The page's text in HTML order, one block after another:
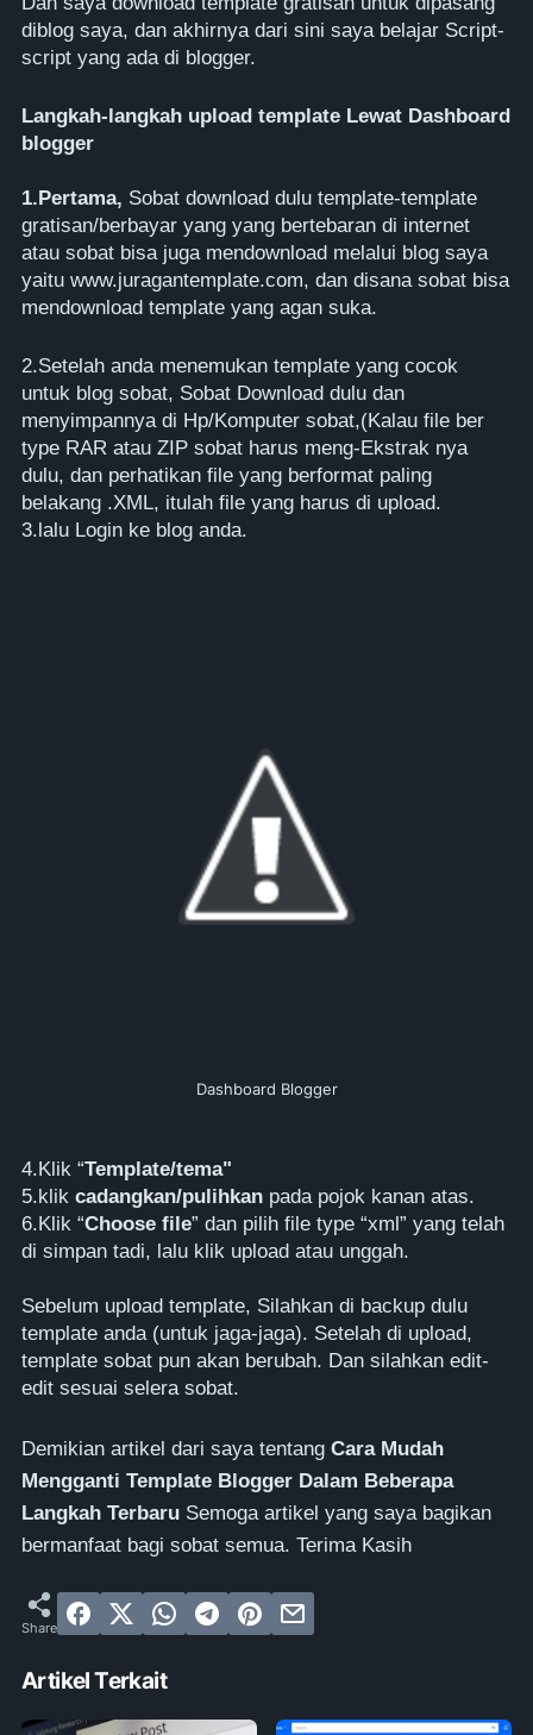
diblog saya, dan akhirnya dari sini saya belajar Script-
script yang ada di blogger.
Langkah-langkah upload template Lewat Dashboard
blogger
1.Pertama, Sobat download dulu template-template
gratisan/berbayar yang yang bertebaran di internet
atau sobat bisa juga mendownload melalui blog saya
yaitu www.juragantemplate.com, dan disana sobat bisa
mendownload template yang agan suka.
2.Setelah anda menemukan template yang cocok
untuk blog sobat, Sobat Download dulu dan
menyimpannya di Hp/Komputer sobat,(Kalau file ber
type RAR atau ZIP sobat harus meng-Ekstrak nya
dulu, dan perhatikan file yang berformat paling
belakang .XML, itulah file yang harus di upload.
3.lalu Login ke blog anda.
Dashboard Blogger
4.Klik “Template/tema"
5.klik cadangkan/pulihkan pada pojok kanan atas.
6.Klik “Choose file” dan pilih file type “xml” yang telah
di simpan tadi, lalu klik upload atau unggah.
Sebelum upload template, Silahkan di backup dulu
template anda (untuk jaga-jaga). Setelah di upload,
template sobat pun akan berubah. Dan silahkan edit-
edit sesuai selera sobat.
Demikian artikel dari saya tentang Cara Mudah
Mengganti Template Blogger Dalam Beberapa
Langkah Terbaru Semoga artikel yang saya bagikan
bermanfaat bagi sobat semua. Terima Kasih
Artikel Terkait